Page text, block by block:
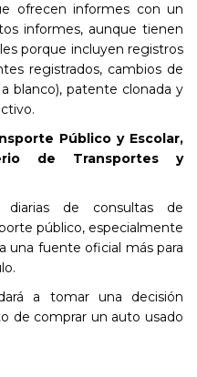
ofrecen informes con un
informes, aunque tienen
porque incluyen registros
registrados, cambios de
blanco), patente clonada y
Público y Escolar,
de Transportes y
diarias de consultas de
público, especialmente
una fuente oficial más para
a tomar una decisión
de comprar un auto usado